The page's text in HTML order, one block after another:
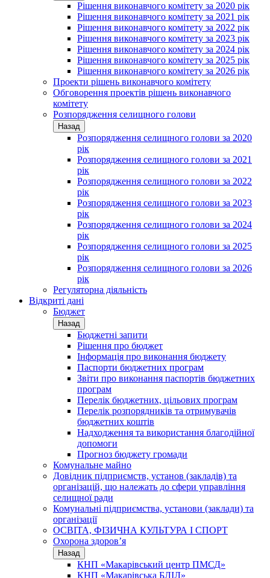
Рішення виконавчого комітету за 2020 рік
Рішення виконавчого комітету за 2021 рік
Рішення виконавчого комітету за 2022 рік
Рішення виконавчого комітету за 2023 рік
Рішення виконавчого комітету за 2024 рік
Рішення виконавчого комітету за 2025 рік
Рішення виконавчого комітету за 2026 рік
Проекти рішень виконавчого комітету
Обговорення проектів рішень виконавчого
комітету
Розпорядження селищного голови
Назад
Розпорядження селищного голови за 2020
рік
Розпорядження селищного голови за 2021
рік
Розпорядження селищного голови за 2022
рік
Розпорядження селищного голови за 2023
рік
Розпорядження селищного голови за 2024
рік
Розпорядження селищного голови за 2025
рік
Розпорядження селищного голови за 2026
рік
Регуляторна діяльність
Відкриті дані
Бюджет
Назад
Бюджетні запити
Рішення про бюджет
Інформація про виконання бюджету
Паспорти бюджетних програм
Звіти про виконання паспортів бюджетних
програм
Перелік бюджетних, цільових програм
Перелік розпорядників та отримувачів
бюджетних коштів
Надходження та використання благодійної
допомоги
Прогноз бюджету громади
Комунальне майно
Довідник підприємств, установ (закладів) та
організацій, що належать до сфери управління
селищної ради
Комунальні підприємства, установи (заклади) та
організації
ОСВІТА, ФІЗИЧНА КУЛЬТУРА І СПОРТ
Охорона здоров’я
Назад
КНП «Макарівський центр ПМСД»
КНП «Макарівська БЛІЛ»